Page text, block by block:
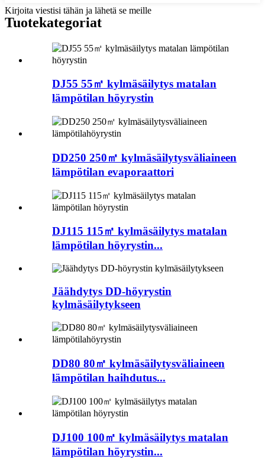
Kirjoita viestisi tähän ja lähetä se meille
Tuotekategoriat
DJ55 55㎡ kylmäsäilytys matalan
lämpötilan höyrystin
DD250 250㎡ kylmäsäilytysväliaineen
lämpötilan evaporaattori
DJ115 115㎡ kylmäsäilytys matalan
lämpötilan höyrystin...
Jäähdytys DD-höyrystin
kylmäsäilytykseen
DD80 80㎡ kylmäsäilytysväliaineen
lämpötilan haihdutus...
DJ100 100㎡ kylmäsäilytys matalan
lämpötilan höyrystin...